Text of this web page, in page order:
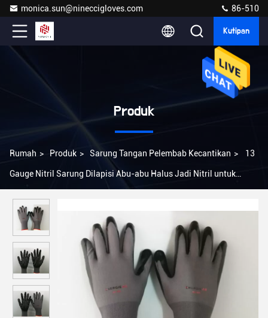
monica.sun@nineccigloves.com 86-510
Kutipan
Produk
Rumah > Produk > Sarung Tangan Pelembab Kecantikan > 13
Gauge Nitril Sarung Dilapisi Abu-abu Halus Jadi Nitril untuk